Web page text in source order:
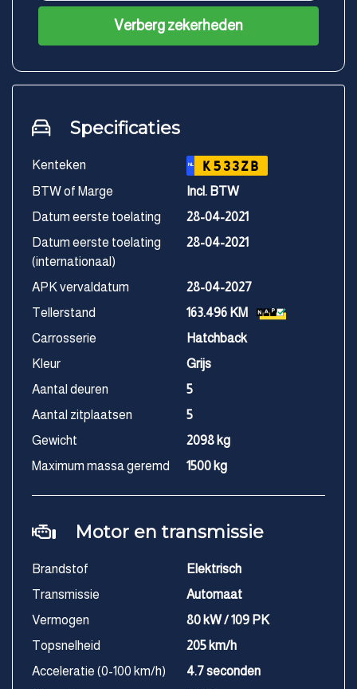
Verberg zekerheden
Specificaties
Kenteken NL K533ZB
BTW of Marge
Incl. BTW
Datum eerste toelating
28-04-2021
Datum eerste toelating
(internationaal)
28-04-2021
APK vervaldatum
28-04-2027
Tellerstand
163.496 KM
Carrosserie
Hatchback
Kleur
Grijs
Aantal deuren
5
Aantal zitplaatsen
5
Gewicht
2098 kg
Maximum massa geremd
1500 kg
Motor en transmissie
Brandstof
Elektrisch
Transmissie
Automaat
Vermogen
80 kW / 109 PK
Topsnelheid
205 km/h
Acceleratie (0-100 km/h)
4.7 seconden